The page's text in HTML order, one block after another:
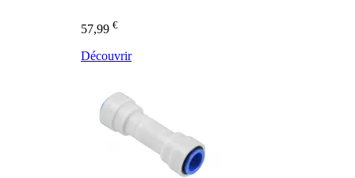
57,99 €
Découvrir